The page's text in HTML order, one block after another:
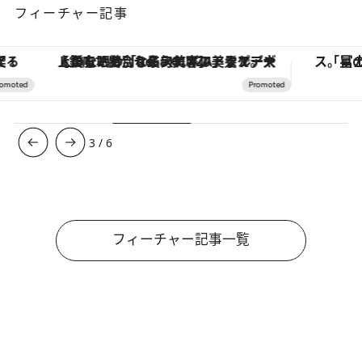
フィーチャー記事
【銀座で出合う最旬美容】美髪ケアや上質な眠り…セルフケアのアップデートから、特別な名入れギフトまで。大人のための「ReFa GINZA」クルーズ
3 /6
フィーチャー記事一覧